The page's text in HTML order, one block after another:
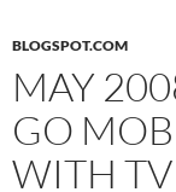
BLOGSPOT.COM
MAY
GO
WITH TV